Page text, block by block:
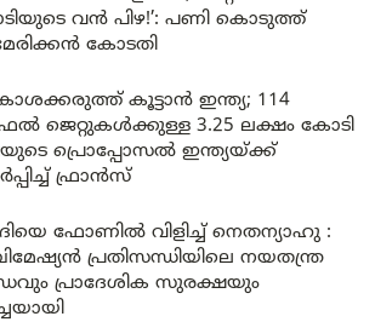
വൻ പിഴ!’: പണി കൊടുത്ത്
കോടതി
കൂട്ടാൻ ഇന്ത്യ; 114
ജെറ്റുകൾക്കുള്ള 3.25 ലക്ഷം കോടി
പ്രൊപ്പോസൽ ഇന്ത്യയ്ക്ക്
ഫ്രാൻസ്
ഫോണിൽ വിളിച്ച് നെതന്യാഹു :
പ്രതിസന്ധിയിലെ നയതന്ത്ര
പ്രാദേശിക സുരക്ഷയും